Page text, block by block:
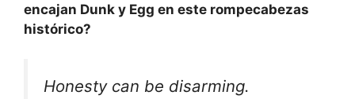
encajan Dunk y Egg en este rompecabezas
histórico?
Honesty can be disarming.